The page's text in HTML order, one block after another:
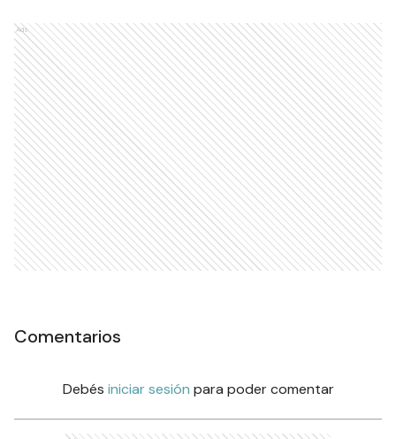
Ads
Comentarios
Debés iniciar sesión para poder comentar